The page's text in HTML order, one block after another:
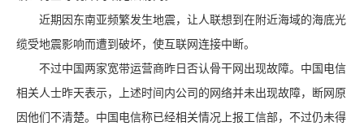
近期因东南亚频繁发生地震，让人联想到在附近海域的海底光
缆受地震影响而遭到破坏，使互联网连接中断。
不过中国两家宽带运营商昨日否认骨干网出现故障。中国电信
相关人士昨天表示，上述时间内公司的网络并未出现故障，断网原
因他们不清楚。中国电信称已经相关情况上报工信部，不过仍未得